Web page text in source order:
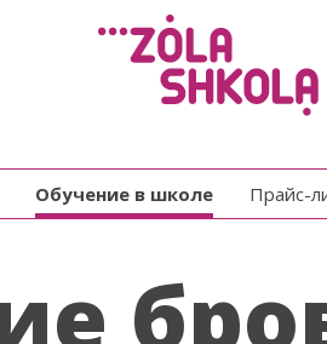
Обучение в школе Прайс-